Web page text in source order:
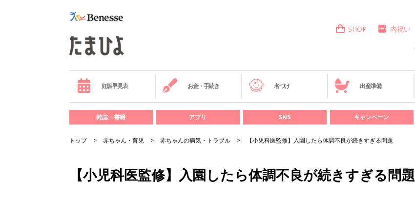
SHOP 内祝い
妊娠早見表 お金・手続き 名づけ 出産準備
雑誌・書籍 アプリ SNS キャンペーン
トップ 赤ちゃん・育児 赤ちゃんの病気・トラブル 【小児科医監修】入園したら体調不良が続きすぎる問題
【小児科医監修】入園したら体調不良が続きすぎる問題